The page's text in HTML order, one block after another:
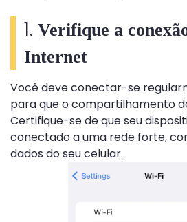
1. Verifique a
Internet
Você deve conectar-se
para que o compartilhamento
Certifique-se de que seu
conectado a uma rede forte,
dados do seu celular.